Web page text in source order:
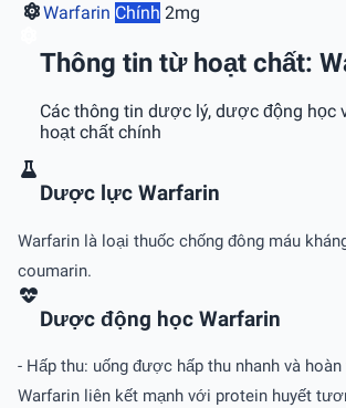
Warfarin Chính 2mg
Thông tin từ hoạt chất:
Các thông tin dược lý, dược động học
hoạt chất chính
Dược lực Warfarin
Warfarin là loại thuốc chống đông máu
coumarin.
Dược động học Warfarin
- Hấp thu: uống được hấp thu nhanh và hoàn
Warfarin liên kết mạnh với protein huyết